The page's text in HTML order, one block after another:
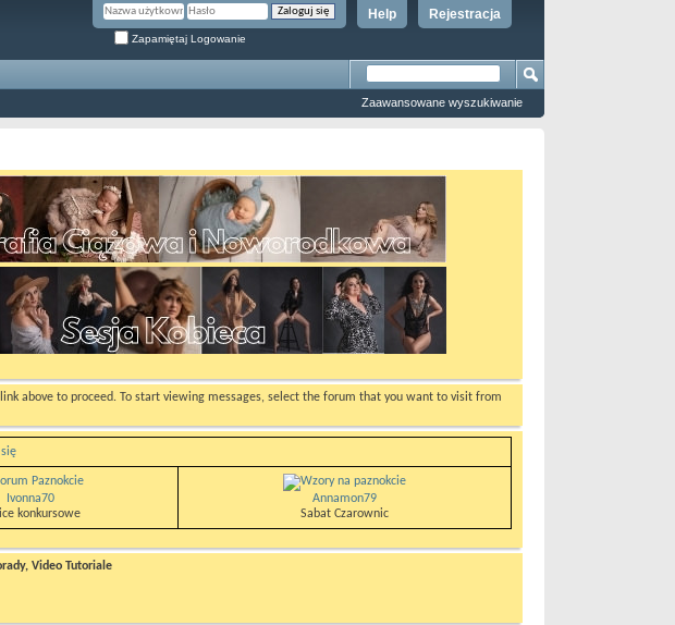
Rejestracja
Help
Zapamiętaj Logowanie
Zaawansowane wyszukiwanie
above to proceed. To start viewing messages, select the forum that you want to visit from
Ivonna70
konkursowe
Annamon79
Sabat Czarownic
Video Tutoriale